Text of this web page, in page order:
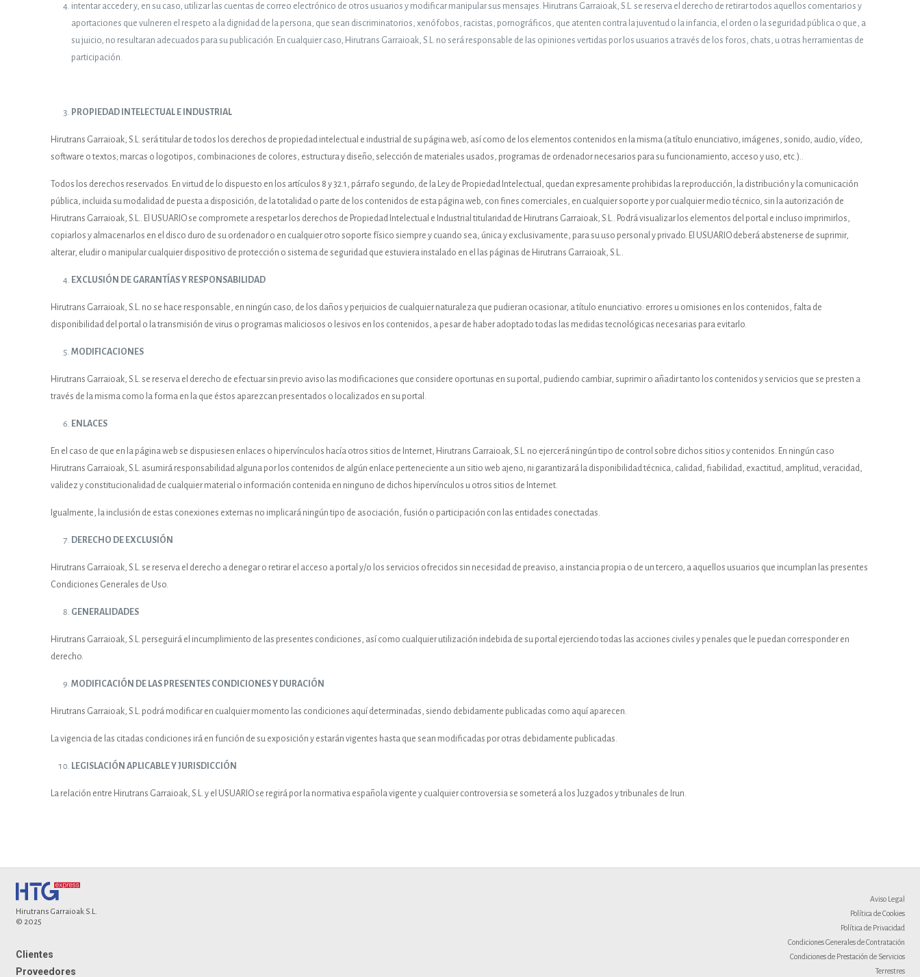
intentar acceder y, en su caso, utilizar las cuentas de correo electrónico de otros usuarios y modificar manipular sus mensajes. Hirutrans Garraioak, S.L. se reserva el derecho de retirar todos aquellos comentarios y
aportaciones que vulneren el respeto a la dignidad de la persona, que sean discriminatorios, xenófobos, racistas, pornográficos, que atenten contra la juventud o la infancia, el orden o la seguridad pública o que, a
su juicio, no resultaran adecuados para su publicación. En cualquier caso, Hirutrans Garraioak, S.L. no será responsable de las opiniones vertidas por los usuarios a través de los foros, chats, u otras herramientas de
participación.
PROPIEDAD INTELECTUAL E INDUSTRIAL
Hirutrans Garraioak, S.L. será titular de todos los derechos de propiedad intelectual e industrial de su página web, así como de los elementos contenidos en la misma (a título enunciativo, imágenes, sonido, audio, vídeo,
software o textos; marcas o logotipos, combinaciones de colores, estructura y diseño, selección de materiales usados, programas de ordenador necesarios para su funcionamiento, acceso y uso, etc.)..
Todos los derechos reservados. En virtud de lo dispuesto en los artículos 8 y 32.1, párrafo segundo, de la Ley de Propiedad Intelectual, quedan expresamente prohibidas la reproducción, la distribución y la comunicación
pública, incluida su modalidad de puesta a disposición, de la totalidad o parte de los contenidos de esta página web, con fines comerciales, en cualquier soporte y por cualquier medio técnico, sin la autorización de
Hirutrans Garraioak, S.L.. El USUARIO se compromete a respetar los derechos de Propiedad Intelectual e Industrial titularidad de Hirutrans Garraioak, S.L.. Podrá visualizar los elementos del portal e incluso imprimirlos,
copiarlos y almacenarlos en el disco duro de su ordenador o en cualquier otro soporte físico siempre y cuando sea, única y exclusivamente, para su uso personal y privado. El USUARIO deberá abstenerse de suprimir,
alterar, eludir o manipular cualquier dispositivo de protección o sistema de seguridad que estuviera instalado en el las páginas de Hirutrans Garraioak, S.L..
EXCLUSIÓN DE GARANTÍAS Y RESPONSABILIDAD
Hirutrans Garraioak, S.L. no se hace responsable, en ningún caso, de los daños y perjuicios de cualquier naturaleza que pudieran ocasionar, a título enunciativo: errores u omisiones en los contenidos, falta de
disponibilidad del portal o la transmisión de virus o programas maliciosos o lesivos en los contenidos, a pesar de haber adoptado todas las medidas tecnológicas necesarias para evitarlo.
MODIFICACIONES
Hirutrans Garraioak, S.L. se reserva el derecho de efectuar sin previo aviso las modificaciones que considere oportunas en su portal, pudiendo cambiar, suprimir o añadir tanto los contenidos y servicios que se presten a
través de la misma como la forma en la que éstos aparezcan presentados o localizados en su portal.
ENLACES
En el caso de que en la página web se dispusiesen enlaces o hipervínculos hacía otros sitios de Internet, Hirutrans Garraioak, S.L. no ejercerá ningún tipo de control sobre dichos sitios y contenidos. En ningún caso
Hirutrans Garraioak, S.L. asumirá responsabilidad alguna por los contenidos de algún enlace perteneciente a un sitio web ajeno, ni garantizará la disponibilidad técnica, calidad, fiabilidad, exactitud, amplitud, veracidad,
validez y constitucionalidad de cualquier material o información contenida en ninguno de dichos hipervínculos u otros sitios de Internet.
Igualmente, la inclusión de estas conexiones externas no implicará ningún tipo de asociación, fusión o participación con las entidades conectadas.
DERECHO DE EXCLUSIÓN
Hirutrans Garraioak, S.L. se reserva el derecho a denegar o retirar el acceso a portal y/o los servicios ofrecidos sin necesidad de preaviso, a instancia propia o de un tercero, a aquellos usuarios que incumplan las presentes
Condiciones Generales de Uso.
GENERALIDADES
Hirutrans Garraioak, S.L. perseguirá el incumplimiento de las presentes condiciones, así como cualquier utilización indebida de su portal ejerciendo todas las acciones civiles y penales que le puedan corresponder en
derecho.
MODIFICACIÓN DE LAS PRESENTES CONDICIONES Y DURACIÓN
Hirutrans Garraioak, S.L. podrá modificar en cualquier momento las condiciones aquí determinadas, siendo debidamente publicadas como aquí aparecen.
La vigencia de las citadas condiciones irá en función de su exposición y estarán vigentes hasta que sean modificadas por otras debidamente publicadas.
LEGISLACIÓN APLICABLE Y JURISDICCIÓN
La relación entre Hirutrans Garraioak, S.L. y el USUARIO se regirá por la normativa española vigente y cualquier controversia se someterá a los Juzgados y tribunales de Irun.
Hirutrans Garraioak S.L.
© 2025
Clientes
Proveedores
Aviso Legal
Política de Cookies
Política de Privacidad
Condiciones Generales de Contratación
Condiciones de Prestación de Servicios
Terrestres